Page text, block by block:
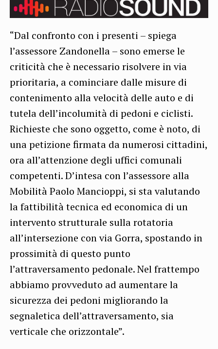
“Dal confronto con i presenti – spiega
l’assessore Zandonella – sono emerse le
criticità che è necessario risolvere in via
prioritaria, a cominciare dalle misure di
contenimento alla velocità delle auto e di
tutela dell’incolumità di pedoni e ciclisti.
Richieste che sono oggetto, come è noto, di
una petizione firmata da numerosi cittadini,
ora all’attenzione degli uffici comunali
competenti. D’intesa con l’assessore alla
Mobilità Paolo Mancioppi, si sta valutando
la fattibilità tecnica ed economica di un
intervento strutturale sulla rotatoria
all’intersezione con via Gorra, spostando in
prossimità di questo punto
l’attraversamento pedonale. Nel frattempo
abbiamo provveduto ad aumentare la
sicurezza dei pedoni migliorando la
segnaletica dell’attraversamento, sia
verticale che orizzontale”.